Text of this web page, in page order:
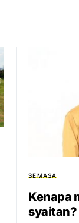
SEMASA
Kenapa
syaitan?